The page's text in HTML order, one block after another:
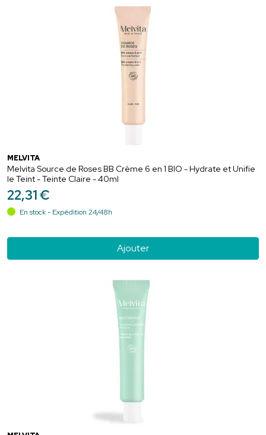
MELVITA
Melvita Source de Roses BB Crème 6 en 1 BIO - Hydrate et Unifie
le Teint - Teinte Claire - 40ml
22,31€
En stock - Expédition 24/48h
Ajouter